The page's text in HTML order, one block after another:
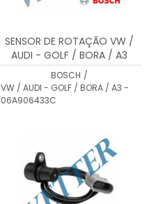
SENSOR DE ROTAÇÃO VW /
AUDI - GOLF / BORA / A3
06A906433C - 0261210147
BOSCH /
VW / AUDI - GOLF / BORA / A3 -
06A906433C